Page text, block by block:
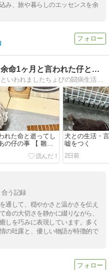
み、旅や暮らしのエッセンスを余
ぐぅ×ちょび×パパ 〜 余命1ヶ月と言われた仔とその家族
2018年8月愛犬ちょびが脳腫瘍といわれましたちょびの闘病生活とおとこ会議（ぐうとちょびとpapa）の記録です
れた命と逝ってし
の仔の事 【 雛鳥
の虫をばら撒い
・・・ 】
犬との生活・
嘘をつく
2日前
う記録
通して、穏やかさと温かさを伝え
命の大切さを静かに綴りながら、
しを巧みに表現しています。多く
の吐露と、優しい物語が特徴的で